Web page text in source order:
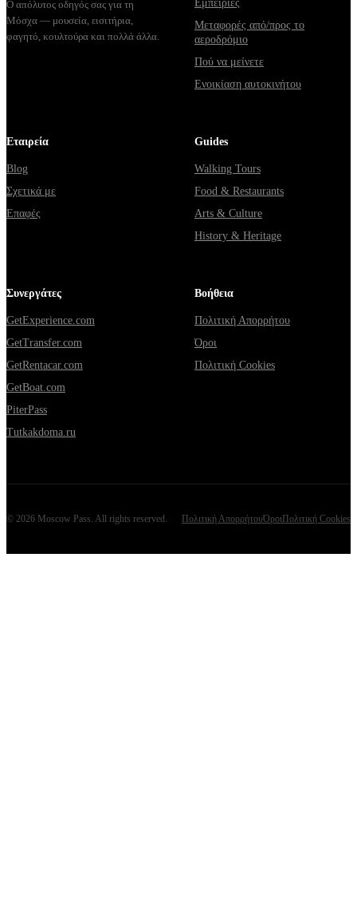
Ο απόλυτος οδηγός σας για τη
Μόσχα — μουσεία, εισιτήρια,
φαγητό, κουλτούρα και πολλά άλλα.
Εμπειρίες
Μεταφορές από/προς το
αεροδρόμιο
Πού να μείνετε
Ενοικίαση αυτοκινήτου
Εταιρεία
Blog
Σχετικά με
Επαφές
Guides
Walking Tours
Food & Restaurants
Arts & Culture
History & Heritage
Συνεργάτες
GetExperience.com
GetTransfer.com
GetRentacar.com
GetBoat.com
PiterPass
Tutkakdoma.ru
Βοήθεια
Πολιτική Απορρήτου
Όροι
Πολιτική Cookies
© 2026 Moscow Pass. All rights reserved. Πολιτική ΑπορρήτουΌροι Πολιτική Cookies